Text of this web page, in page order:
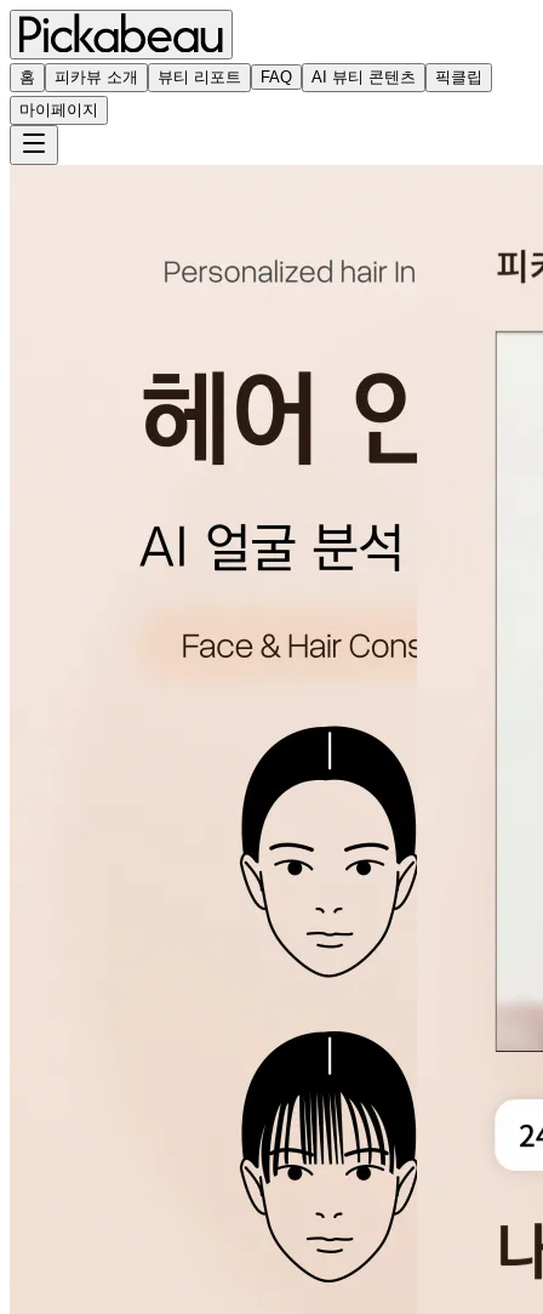
홈 피카뷰 소개 뷰티 리포트 FAQ AI 뷰티 콘텐츠
픽클립
마이페이지